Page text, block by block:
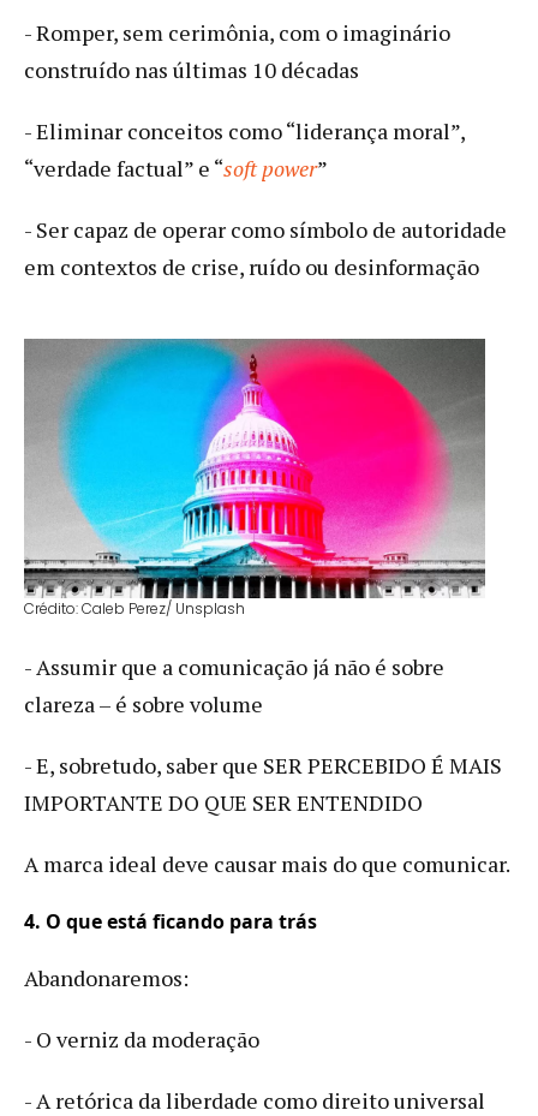
- Romper, sem cerimônia, com o imaginário
construído nas últimas 10 décadas
- Eliminar conceitos como “liderança moral”,
“verdade factual” e “soft power”
- Ser capaz de operar como símbolo de autoridade
em contextos de crise, ruído ou desinformação
Crédito: Caleb Perez/ Unsplash
- Assumir que a comunicação já não é sobre
clareza – é sobre volume
- E, sobretudo, saber que SER PERCEBIDO É MAIS
IMPORTANTE DO QUE SER ENTENDIDO
A marca ideal deve causar mais do que comunicar.
4. O que está ficando para trás
Abandonaremos:
- O verniz da moderação
- A retórica da liberdade como direito universal